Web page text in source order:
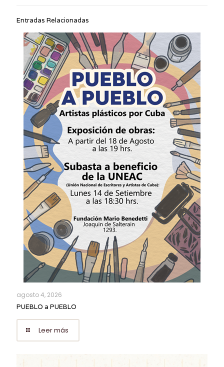
Entradas Relacionadas
agosto 4, 2026
PUEBLO a PUEBLO
Leer más